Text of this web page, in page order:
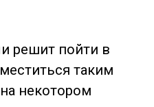
решит пойти в
таким
некотором